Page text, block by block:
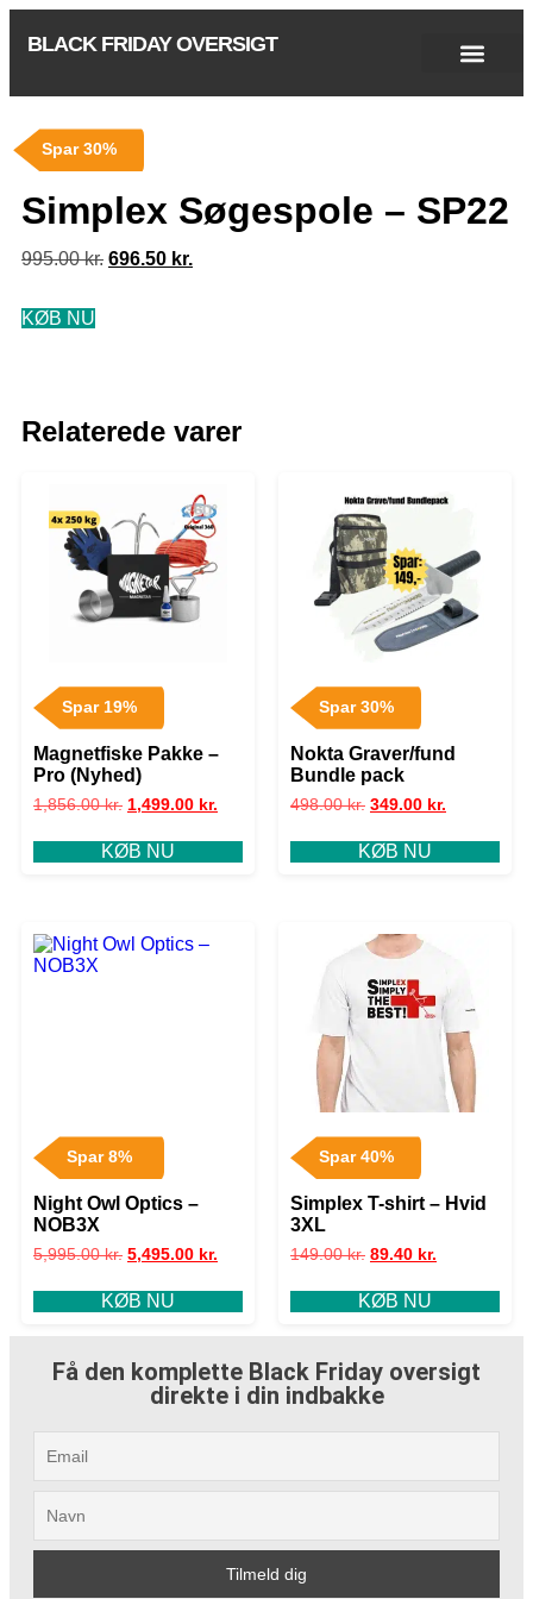
BLACK FRIDAY OVERSIGT
Spar 30%
Simplex Søgespole – SP22
995.00kr. 696.50 kr.
KØB NU
Relaterede varer
Spar 19%
Magnetfiske Pakke –
Pro (Nyhed)
1,856.00kr. 1,499.00 kr.
KØB NU
Spar 30%
Nokta Graver/fund
Bundle pack
498.00kr. 349.00 kr.
KØB NU
Spar 8%
Night Owl Optics –
NOB3X
5,995.00kr. 5,495.00 kr.
KØB NU
Spar 40%
Simplex T-shirt – Hvid
3XL
149.00kr. 89.40 kr.
KØB NU
Få den komplette Black Friday oversigt
direkte i din indbakke